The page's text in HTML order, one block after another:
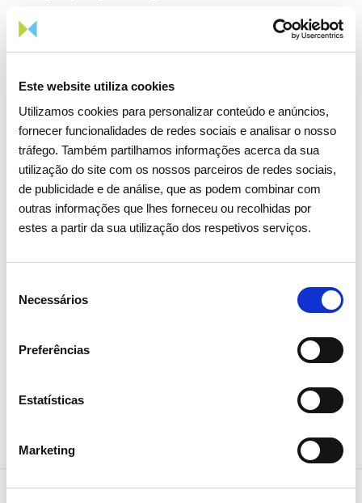
Este website utiliza cookies
Utilizamos cookies para personalizar conteúdo e anúncios,
fornecer funcionalidades de redes sociais e analisar o nosso
tráfego. Também partilhamos informações acerca da sua
utilização do site com os nossos parceiros de redes sociais,
de publicidade e de análise, que as podem combinar com
outras informações que lhes forneceu ou recolhidas por
estes a partir da sua utilização dos respetivos serviços.
Necessários
Preferências
Estatísticas
Marketing
de Origem para gases de origem renovável. À semelhança do
que acontece com a eletricidade, a EEGO deverá ter um papel
física dos leilões, o controlo e gestão das carteiras, entre
outras responsabilidades. No entanto este mecanismo está
ainda dependente da publicação de normas regulamentares.
A EEGO iniciou a sua atividade em março de 2020 e tem
atualmente registadas no seu sistema cerca de 440 empresas
(incluindo produtores, comercializadores e brokers) e mais de
1000 instalações que certificam mensalmente a sua produção
de energia elétrica. Desde 2020 foram já emitidos em Portugal